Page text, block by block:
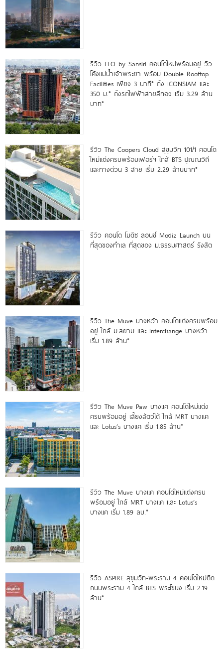
รีวิว FLO by Sansiri คอนโดใหม่พร้อมอยู่ วิว
โค้งแม่น้ำเจ้าพระยา พร้อม Double Rooftop
Facilities เพียง 3 นาที* ถึง ICONSIAM และ
350 ม.* ถึงรถไฟฟ้าสายสีทอง เริ่ม 3.29 ล้าน
บาท*
รีวิว The Coopers Cloud สุขุมวิท 101/1 คอนโด
ใหม่แต่งครบพร้อมเฟอร์ฯ ใกล้ BTS ปุณณวิถี
และทางด่วน 3 สาย เริ่ม 2.29 ล้านบาท*
รีวิว คอนโด โมดิซ ลอนซ์ Modiz Launch บน
ที่สุดของทำเล ที่สุดของ ม.ธรรมศาสตร์ รังสิต
รีวิว The Muve บางหว้า คอนโดแต่งครบพร้อม
อยู่ ใกล้ ม.สยาม และ Interchange บางหว้า
เริ่ม 1.89 ล้าน*
รีวิว The Muve Paw บางแค คอนโดใหม่แต่ง
ครบพร้อมอยู่ เลี้ยงสัตว์ได้ ใกล้ MRT บางแค
และ Lotus’s บางแค เริ่ม 1.85 ล้าน*
รีวิว The Muve บางแค คอนโดใหม่แต่งครบ
พร้อมอยู่ ใกล้ MRT บางแค และ Lotus’s
บางแค เริ่ม 1.89 ลบ.*
รีวิว ASPIRE สุขุมวิท-พระราม 4 คอนโดใหม่ติด
ถนนพระราม 4 ใกล้ BTS พระโขนง เริ่ม 2.19
ล้าน*